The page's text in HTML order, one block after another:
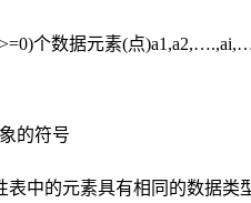
个数据元素(点
的符号
表中的元素具有相同的数据类